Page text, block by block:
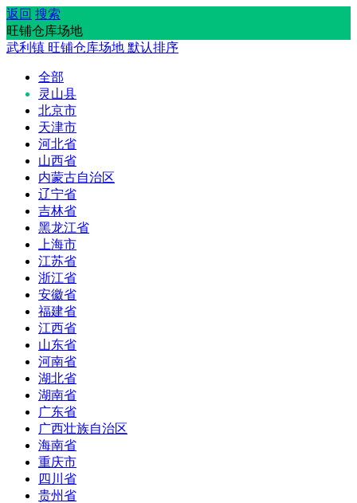
返回 搜索
旺铺仓库场地
武利镇 旺铺仓库场地 默认排序
全部
灵山县
北京市
天津市
河北省
山西省
内蒙古自治区
辽宁省
吉林省
黑龙江省
上海市
江苏省
浙江省
安徽省
福建省
江西省
山东省
河南省
湖北省
湖南省
广东省
广西壮族自治区
海南省
重庆市
四川省
贵州省